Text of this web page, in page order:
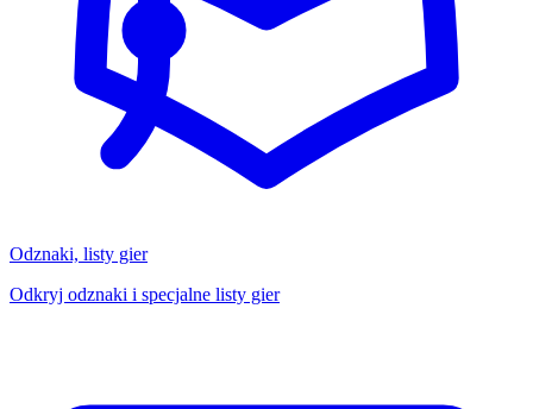
Odznaki, listy gier
Odkryj odznaki i specjalne listy gier